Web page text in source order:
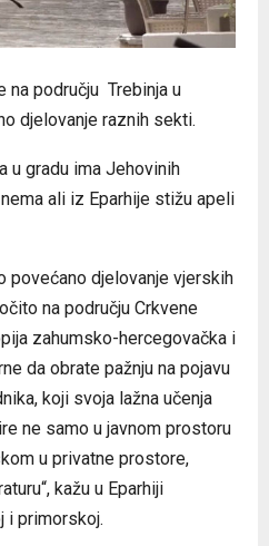
na području Trebinja u
djelovanje raznih sekti.
u gradu ima Jehovinih
ali iz Eparhije stižu apeli
povećano djelovanje vjerskih
na području Crkvene
zahumsko-hercegovačka i
da obrate pažnju na pojavu
koji svoja lažna učenja
ne samo u javnom prostoru
u privatne prostore,
kažu u Eparhiji
i primorskoj.